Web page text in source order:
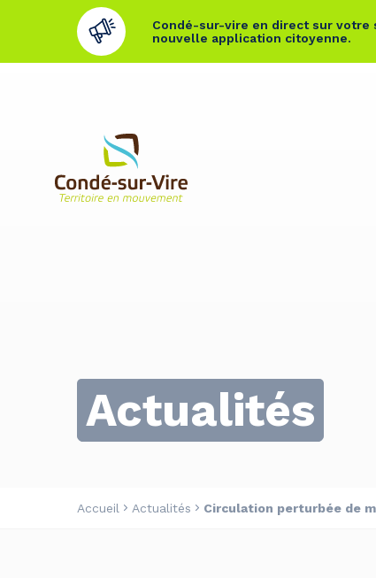
Condé-sur-vire en direct sur
nouvelle application citoyenne.
Actualités
Accueil Actualités Circulation perturbée de